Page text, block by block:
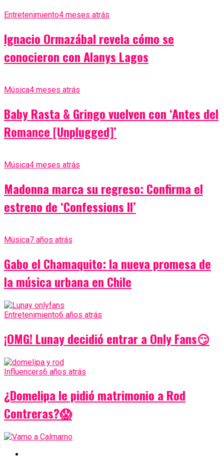
Entretenimiento4 meses atrás
Ignacio Ormazábal revela cómo se
conocieron con Alanys Lagos
Música4 meses atrás
Baby Rasta & Gringo vuelven con ‘Antes del
Romance [Unplugged]’
Música4 meses atrás
Madonna marca su regreso: Confirma el
estreno de ‘Confessions II’
Música7 años atrás
Gabo el Chamaquito: la nueva promesa de
la música urbana en Chile
Entretenimiento6 años atrás
¡OMG! Lunay decidió entrar a Only Fans😏
Influencers6 años atrás
¿Domelipa le pidió matrimonio a Rod
Contreras?😱